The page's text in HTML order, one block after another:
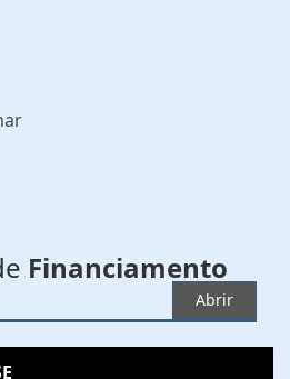
Financiamento
Abrir